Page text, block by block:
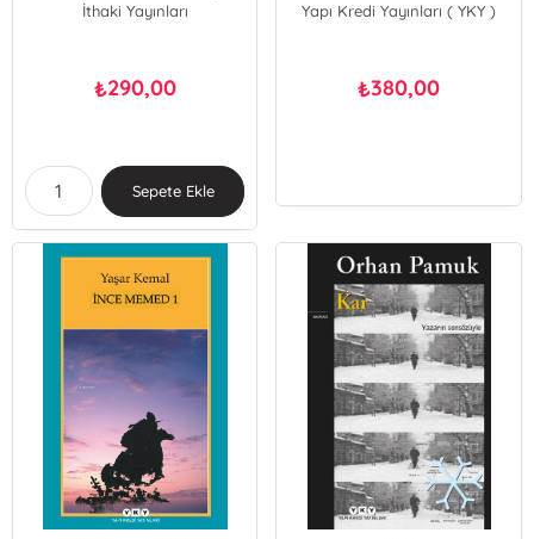
İthaki Yayınları
₺290,00
Sepete Ekle
Yapı Kredi Yayınları ( YKY )
₺380,00